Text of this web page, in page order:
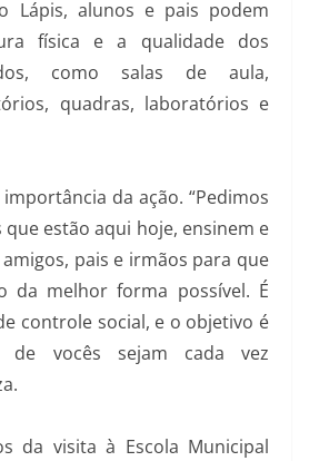
Lápis, alunos e pais podem
física e a qualidade dos
como salas de aula,
quadras, laboratórios e
da ação. “Pedimos
que estão aqui hoje, ensinem e
pais e irmãos para que
da melhor forma possível. É
controle social, e o objetivo é
de vocês sejam cada vez
da visita à Escola Municipal